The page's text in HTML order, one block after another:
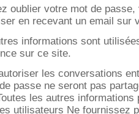
oublier votre mot de
en recevant un email sur
informations sont
sur ce site.
les conversations
passe ne seront pas
les autres informations
utilisateurs Ne fournissez